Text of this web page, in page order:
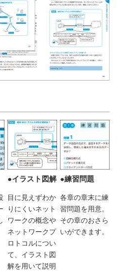
●イラスト図解
目に見えずわか
りにくいネット
ワークの概念や
ネットワークプ
ロトコルについ
て、イラスト図
解を用いて説明
●練習問題
各章の章末に練
習問題を用意。
その章のおさら
いができます。